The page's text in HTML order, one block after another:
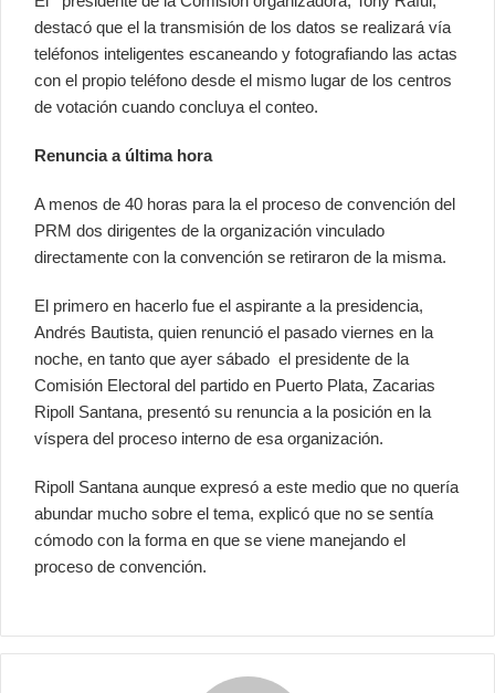
destacó que el la transmisión de los datos se realizará vía
teléfonos inteligentes escaneando y fotografiando las actas
con el propio teléfono desde el mismo lugar de los centros
de votación cuando concluya el conteo.
Renuncia a última hora
A menos de 40 horas para la el proceso de convención del
PRM dos dirigentes de la organización vinculado
directamente con la convención se retiraron de la misma.
El primero en hacerlo fue el aspirante a la presidencia,
Andrés Bautista, quien renunció el pasado viernes en la
noche, en tanto que ayer sábado el presidente de la
Comisión Electoral del partido en Puerto Plata, Zacarias
Ripoll Santana, presentó su renuncia a la posición en la
víspera del proceso interno de esa organización.
Ripoll Santana aunque expresó a este medio que no quería
abundar mucho sobre el tema, explicó que no se sentía
cómodo con la forma en que se viene manejando el
proceso de convención.